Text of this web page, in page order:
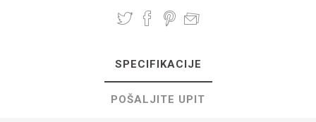
SPECIFIKACIJE
POŠALJITE UPIT